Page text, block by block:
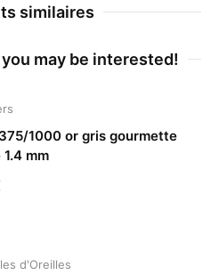
similaires
may be interested!
1000 or gris gourmette
mm
d'Oreilles